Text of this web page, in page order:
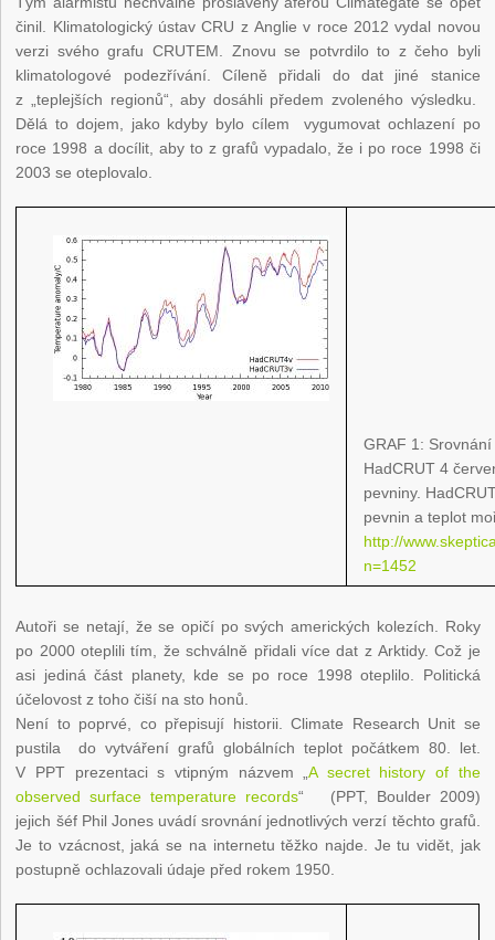
činil. Klimatologický ústav CRU z Anglie v roce 2012 vydal novou
verzi svého grafu CRUTEM. Znovu se potvrdilo to z čeho byli
klimatologové podezřívání. Cíleně přidali do dat jiné stanice
z „teplejších regionů“, aby dosáhli předem zvoleného výsledku.
Dělá to dojem, jako kdyby bylo cílem vygumovat ochlazení po
roce 1998 a docílit, aby to z grafů vypadalo, že i po roce 1998 či
2003 se oteplovalo.
GRAF 1:
HadCRUT 4
pevniny.
pevnin a teplot
http://
n=1452
Autoři se netají, že se opičí po svých amerických kolezích. Roky
po 2000 oteplili tím, že schválně přidali více dat z Arktidy. Což je
asi jediná část planety, kde se po roce 1998 oteplilo. Politická
účelovost z toho čiší na sto honů.
Není to poprvé, co přepisují historii. Climate Research Unit se
pustila do vytváření grafů globálních teplot počátkem 80. let.
V PPT prezentaci s vtipným názvem „A secret history of the
observed surface temperature records“ (PPT, Boulder 2009)
jejich šéf Phil Jones uvádí srovnání jednotlivých verzí těchto grafů.
Je to vzácnost, jaká se na internetu těžko najde. Je tu vidět, jak
postupně ochlazovali údaje před rokem 1950.